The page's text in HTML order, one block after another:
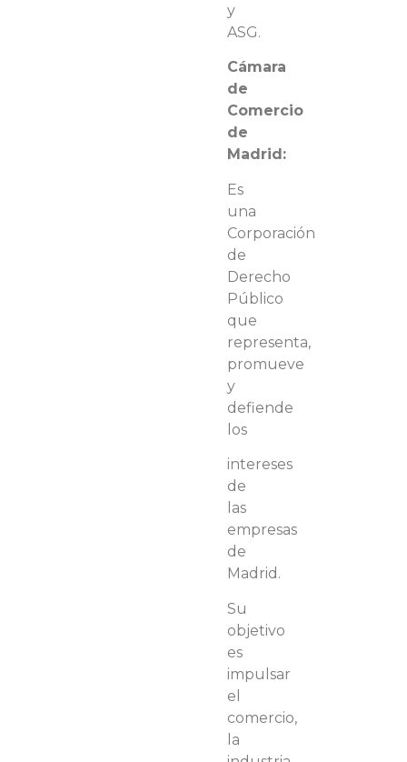
y
ASG.
Cámara
de
Comercio
de
Madrid:
Es
una
Corporación
de
Derecho
Público
que
representa,
promueve
y
defiende
los
intereses
de
las
empresas
de
Madrid.
Su
objetivo
es
impulsar
el
comercio,
la